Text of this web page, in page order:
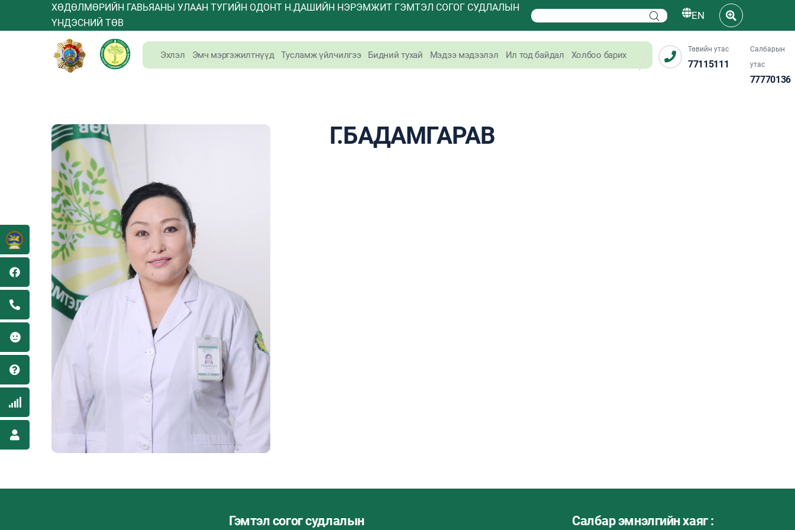
ХӨДӨЛМӨРИЙН ГАВЬЯАНЫ УЛААН ТУГИЙН ОДОНТ Н.ДАШИЙН НЭРЭМЖИТ ГЭМТЭЛ СОГОГ СУДЛАЛЫН
ҮНДЭСНИЙ ТӨВ
EN
Эхлэл Эмч мэргэжилтнүүд Тусламж үйлчилгээ Бидний тухай Мэдээ мэдээлэл Ил тод байдал Холбоо барих
Төвийн утас
77115111
Салбарын
утас
77770136
Г.БАДАМГАРАВ
Гэмтэл согог судлалын Салбар эмнэлгийн хаяг :